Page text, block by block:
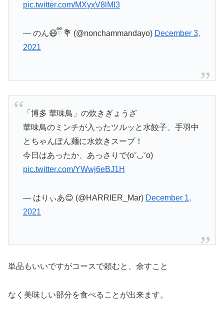
pic.twitter.com/MXyxV8lMI3
— のん😷ྀི 💐 (@nonchammandayo) December 3,
2021
「博多 華味鳥」の炊きぎょうざ
華味鳥のミンチが入ったツルッと水餃子、手羽中
とちゃんぽん麺に水炊きスープ！
今日はあったか、あっさりで(o˘◡˘o)
pic.twitter.com/YWwj6eBJ1H
— はりぃあ😊 (@HARRIER_Mar) December 1,
2021
単品もいいですがコースで頼むと、余すこと
なく美味しい部分を食べることが出来ます。